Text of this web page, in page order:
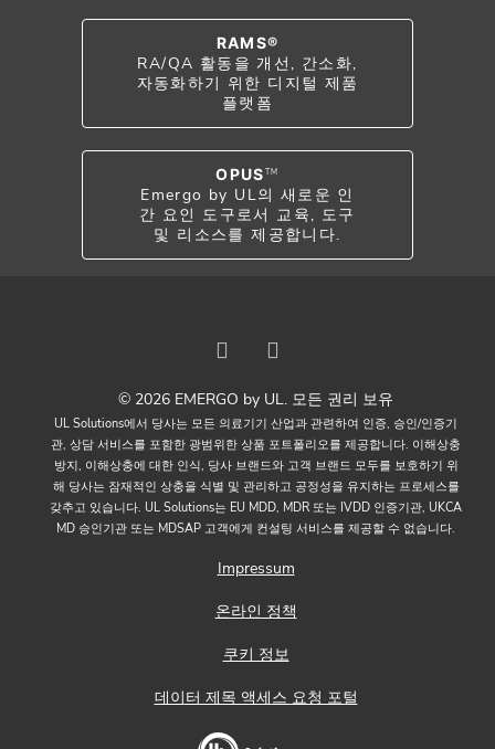
RAMS®
RA/QA 활동을 개선, 간소화,
자동화하기 위한 디지털 제품
플랫폼
OPUS TM
Emergo by UL의 새로운 인
간 요인 도구로서 교육, 도구
및 리소스를 제공합니다.
© 2026 EMERGO by UL. 모든 권리 보유
UL Solutions에서 당사는 모든 의료기기 산업과 관련하여 인증, 승인/인증기
관, 상담 서비스를 포함한 광범위한 상품 포트폴리오를 제공합니다. 이해상충
방지, 이해상충에 대한 인식, 당사 브랜드와 고객 브랜드 모두를 보호하기 위
해 당사는 잠재적인 상충을 식별 및 관리하고 공정성을 유지하는 프로세스를
갖추고 있습니다. UL Solutions는 EU MDD, MDR 또는 IVDD 인증기관, UKCA
MD 승인기관 또는 MDSAP 고객에게 컨설팅 서비스를 제공할 수 없습니다.
Impressum
온라인 정책
쿠키 정보
데이터 제목 액세스 요청 포털